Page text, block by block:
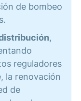
de bombeo
,
reguladores
la renovación
de